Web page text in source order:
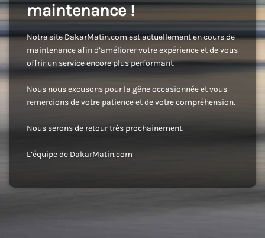
maintenance !
Notre site DakarMatin.com est actuellement en cours de
maintenance afin d’améliorer votre expérience et de vous
offrir un service encore plus performant.
Nous nous excusons pour la gêne occasionnée et vous
remercions de votre patience et de votre compréhension.
Nous serons de retour très prochainement.
L’équipe de DakarMatin.com